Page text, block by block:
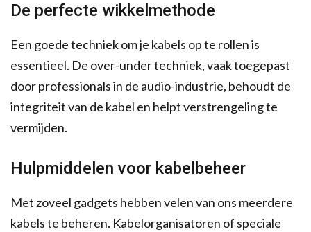
De perfecte wikkelmethode
Een goede techniek om je kabels op te rollen is
essentieel. De over-under techniek, vaak toegepast
door professionals in de audio-industrie, behoudt de
integriteit van de kabel en helpt verstrengeling te
vermijden.
Hulpmiddelen voor kabelbeheer
Met zoveel gadgets hebben velen van ons meerdere
kabels te beheren. Kabelorganisatoren of speciale